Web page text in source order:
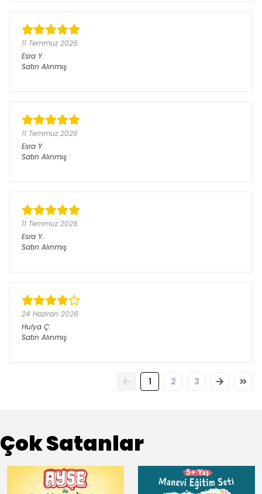
11 Temmuz 2026
Esra Y.
Satın Alınmış
11 Temmuz 2026
Esra Y.
Satın Alınmış
11 Temmuz 2026
Esra Y.
Satın Alınmış
24 Haziran 2026
Hulya Ç.
Satın Alınmış
1 2 3
Çok Satanlar